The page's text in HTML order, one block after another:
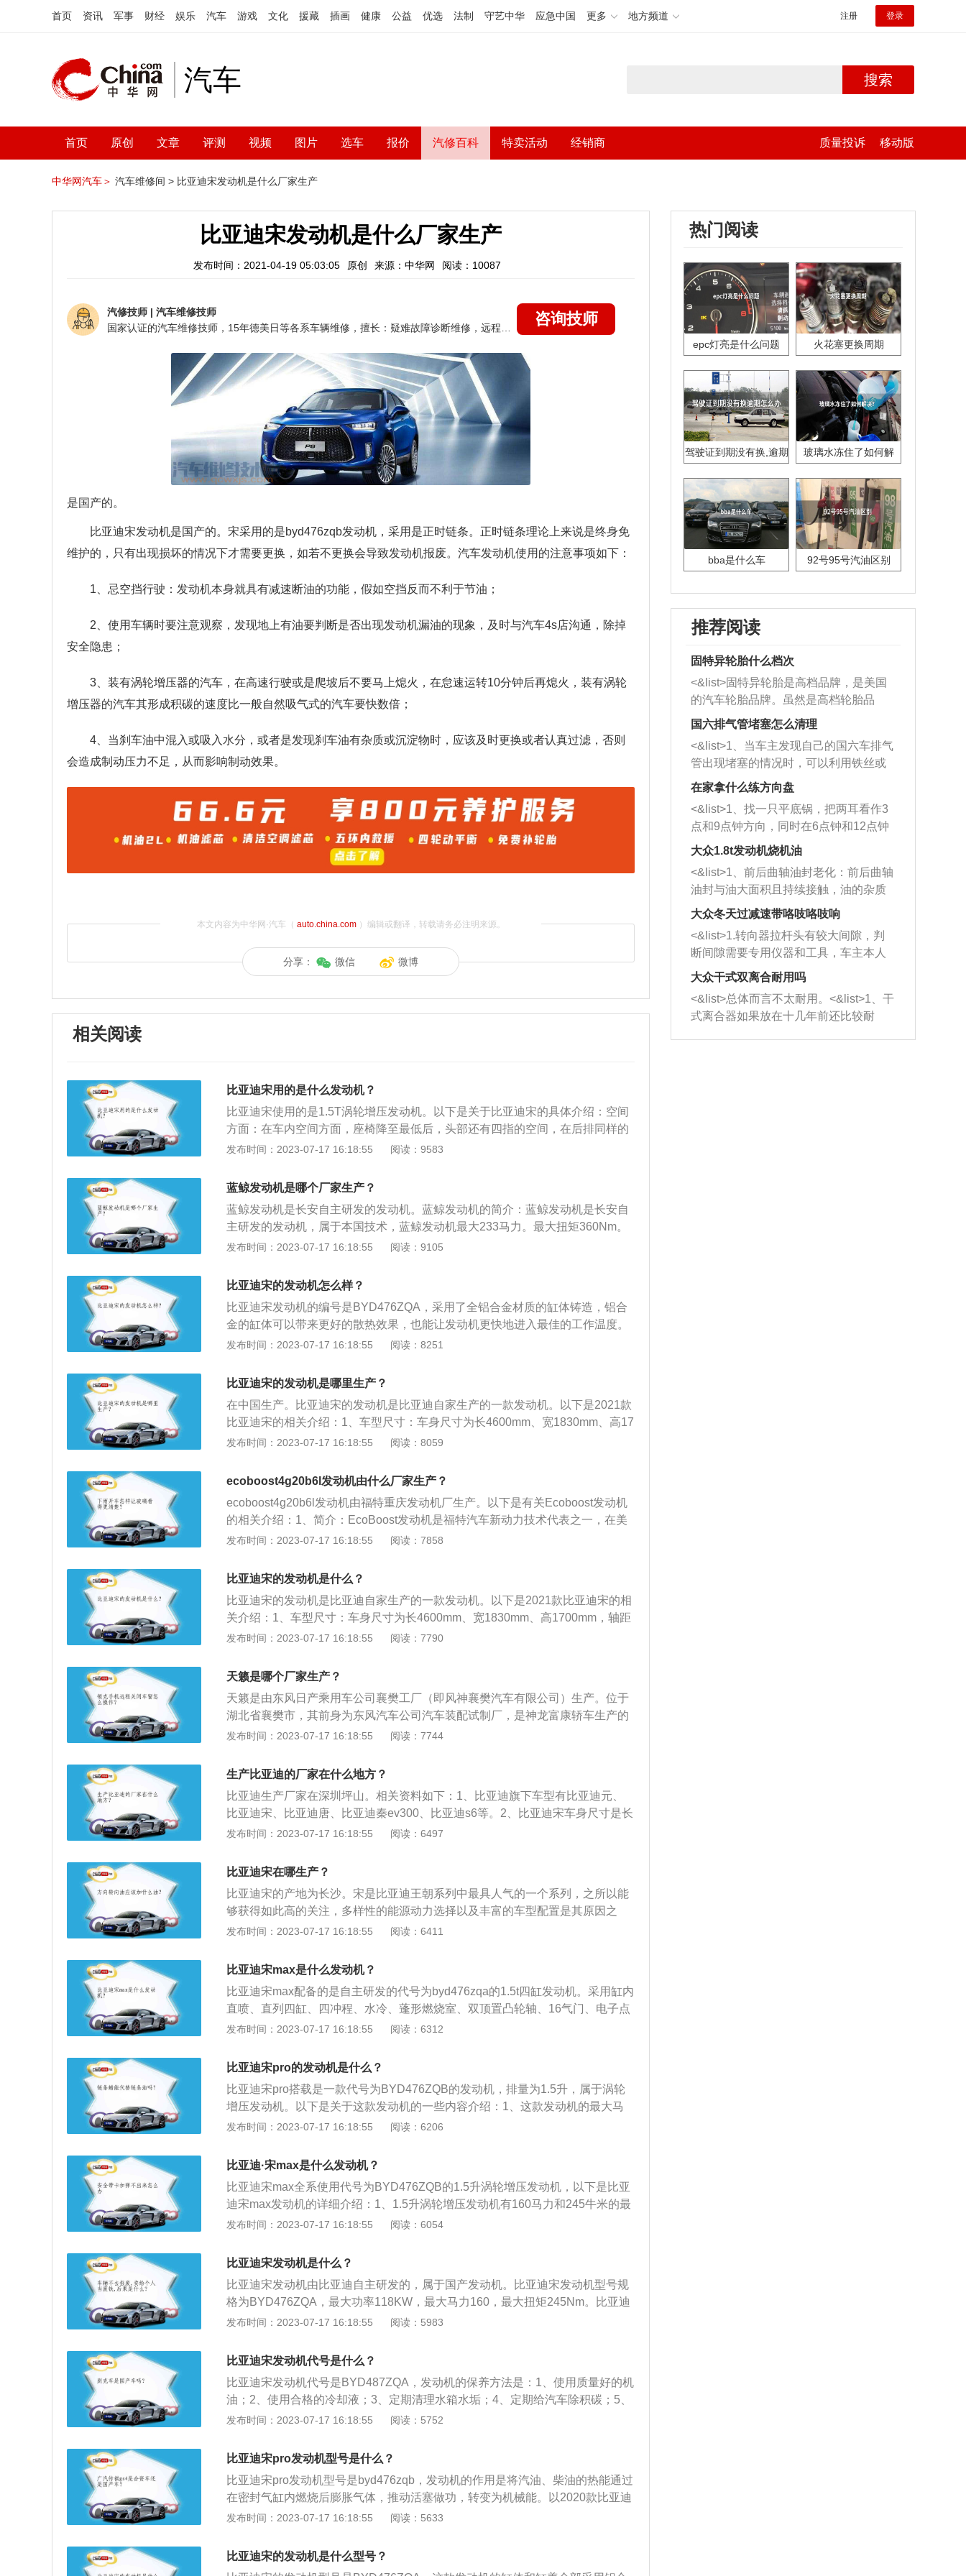
首页 资讯 军事 财经 娱乐 汽车 游戏 文化 援藏 插画 健康 公益 优选 法制 守艺中华 应急中国 更多 地方频道 注册 登录
汽车 搜索
首页 原创 文章 评测 视频 图片 选车 报价 汽修百科 特卖活动 经销商 质量投诉 移动版
中华网汽车＞ 汽车维修间 > 比亚迪宋发动机是什么厂家生产
比亚迪宋发动机是什么厂家生产
发布时间：2021-04-19 05:03:05 原创 来源：中华网 阅读：10087
汽修技师 | 汽车维修技师
咨询技师
是国产的。
比亚迪宋发动机是国产的。宋采用的是byd476zqb发动机，采用是正时链条。正时链条理论上来说是终身免
维护的，只有出现损坏的情况下才需要更换，如若不更换会导致发动机报废。汽车发动机使用的注意事项如下：
1、忌空挡行驶：发动机本身就具有减速断油的功能，假如空挡反而不利于节油；
2、使用车辆时要注意观察，发现地上有油要判断是否出现发动机漏油的现象，及时与汽车4s店沟通，除掉
安全隐患；
3、装有涡轮增压器的汽车，在高速行驶或是爬坡后不要马上熄火，在怠速运转10分钟后再熄火，装有涡轮
增压器的汽车其形成积碳的速度比一般自然吸气式的汽车要快数倍；
4、当刹车油中混入或吸入水分，或者是发现刹车油有杂质或沉淀物时，应该及时更换或者认真过滤，否则
会造成制动压力不足，从而影响制动效果。
本文内容为中华网·汽车（ auto.china.com）编辑或翻译，转载请务必注明来源。
分享： 微信 微博
相关阅读
比亚迪宋用的是什么发动机？
比亚迪宋使用的是1.5T涡轮增压发动机。以下是关于比亚迪宋的具体介绍：空间
方面：在车内空间方面，座椅降至最低后，头部还有四指的空间，在后排同样的
体验者头部空间为四指，而膝部空间可以达到两拳距离。内饰方面：车内使用一
宋字，彰显着这款车的身份。配置方面：比亚迪宋全部车型将会配备有全景影像
系统、大尺寸屏幕的多媒体系统、多功能方向盘、电子手刹、自动空调等装备。
发布时间：2023-07-17 16:18:55 阅读：9583
蓝鲸发动机是哪个厂家生产？
蓝鲸发动机是长安自主研发的发动机。蓝鲸发动机的简介：蓝鲸发动机是长安自
主研发的发动机，属于本国技术，蓝鲸发动机最大233马力。最大扭矩360Nm。
除了拥有强大的动力同时，还表现出低油耗，是2017年度“中国心”十佳发动机之
动机的技术仍没能在1.0t或1.5t发动机上普及，同时还有一个原因就发动机的制造
成本占有很大一部分比例，中低配置其他长安车型成本原因匹配蓝鲸发动机。蓝
鲸发动机的亮点：“AGILE”高效超净燃烧系统；全球首发量产的舍弗勒智能凸轮
调相系统；中国品牌首发量产的全可变排量机油泵；行业率先采用的TMM智能热
管理系统；双涡管电控涡轮增压。
发布时间：2023-07-17 16:18:55 阅读：9105
比亚迪宋的发动机怎么样？
比亚迪宋发动机的编号是BYD476ZQA，采用了全铝合金材质的缸体铸造，铝合
金的缸体可以带来更好的散热效果，也能让发动机更快地进入最佳的工作温度。
相关资料：比亚迪发动机的涡轮增压器由博格华纳生产，不仅配置了可变气门正
来足够充沛的动力输出。发动机的数据：最大输出功率高达154匹马力，最大扭
矩为240牛.米，在实际驾驶过程中低扭输出很充沛，最大扭矩输出范围也很宽
广。
发布时间：2023-07-17 16:18:55 阅读：8251
比亚迪宋的发动机是哪里生产？
在中国生产。比亚迪宋的发动机是比亚迪自家生产的一款发动机。以下是2021款
比亚迪宋的相关介绍：1、车型尺寸：车身尺寸为长4600mm、宽1830mm、高17
00mm，轴距为2660mm。2、动力系统：搭载1.5t涡轮增压发动机，最大马力是1
3、悬架：前悬架是麦弗逊式独立悬架，后悬架是多连杆式独立悬架。
发布时间：2023-07-17 16:18:55 阅读：8059
ecoboost4g20b6l发动机由什么厂家生产？
ecoboost4g20b6l发动机由福特重庆发动机厂生产。以下是有关Ecoboost发动机
的相关介绍：1、简介：EcoBoost发动机是福特汽车新动力技术代表之一，在美
国已经获得125项专利及专利应用。2、技术：它是在传统汽油发动机的基础上，
术优势，不仅保证了澎湃的动力输出，而且优化了燃油经济性高达20%，并降低
15%的二氧化碳排放。福特EcoBoost发动机融合了三大关键技术的协同优势：燃
油高压直喷、先进涡轮增压器和双独立可变气门正时系统。
发布时间：2023-07-17 16:18:55 阅读：7858
比亚迪宋的发动机是什么？
比亚迪宋的发动机是比亚迪自家生产的一款发动机。以下是2021款比亚迪宋的相
关介绍：1、车型尺寸：车身尺寸为长4600mm、宽1830mm、高1700mm，轴距
为2660mm。2、动力系统：搭载1.5t涡轮增压发动机，最大马力是160ps，最大
悬架是麦弗逊式独立悬架，后悬架是多连杆式独立悬架。
发布时间：2023-07-17 16:18:55 阅读：7790
天籁是哪个厂家生产？
天籁是由东风日产乘用车公司襄樊工厂（即风神襄樊汽车有限公司）生产。位于
湖北省襄樊市，其前身为东风汽车公司汽车装配试制厂，是神龙富康轿车生产的
先导工程所在地。以下是天籁的介绍：1、动力：天籁搭载2.0L自然吸气发动机及
T可变压缩比涡轮增压发动机最大输出功率185kW，匹配CVT变速箱。2、内饰方
面：采用简洁风格，上深下浅的内饰配色，8英寸悬浮式中控液晶屏集成了日产
智联系统，提供触控及语音两种交互方式，可实现全时导航、在线娱乐、在线支
付等功能。
发布时间：2023-07-17 16:18:55 阅读：7744
生产比亚迪的厂家在什么地方？
比亚迪生产厂家在深圳坪山。相关资料如下：1、比亚迪旗下车型有比亚迪元、
比亚迪宋、比亚迪唐、比亚迪秦ev300、比亚迪s6等。2、比亚迪宋车身尺寸是长
4600mm、宽1830mm、高1700mm，轴距为2660mm，油箱容积为63L，整备质
悬架，其搭载了1.5t涡轮增压发动机，最大马力是160ps,最大功率是118kw，最
发布时间：2023-07-17 16:18:55 阅读：6497
比亚迪宋在哪生产？
比亚迪宋的产地为长沙。宋是比亚迪王朝系列中最具人气的一个系列，之所以能
够获得如此高的关注，多样性的能源动力选择以及丰富的车型配置是其原因之
一。以下是关于比亚迪宋的相关介绍：1、比亚迪宋全系使用1.5升涡轮增压发动
时输出最大功率，在每分钟1750到3500转时输出最大扭矩。2、这款发动机搭载
可变气门正时技术和缸内直喷技术，并且使用铝合金缸盖缸体，与其匹配6速手
动变速箱或6速双离合变速箱。
发布时间：2023-07-17 16:18:55 阅读：6411
比亚迪宋max是什么发动机？
比亚迪宋max配备的是自主研发的代号为byd476zqa的1.5t四缸发动机。采用缸内
直喷、直列四缸、四冲程、水冷、蓬形燃烧室、双顶置凸轮轴、16气门、电子点
火等形式。额定功率为113kw最大扭矩240n·m，综合工况油耗是7.6l每百公里。
计。高配车型还将采用矩阵型LED大灯，低配车型采用带透镜的卤素或氙气大
灯。2、配置方面。宋MAX配备了多功能方向盘、电子手刹、双温区自动空调、
第二/三排空调出风口、后排独立控制自动空调、空气绿净系统、65寸全景天窗等
配置。
发布时间：2023-07-17 16:18:55 阅读：6312
比亚迪宋pro的发动机是什么？
比亚迪宋pro搭载是一款代号为BYD476ZQB的发动机，排量为1.5升，属于涡轮
增压发动机。以下是关于这款发动机的一些内容介绍：1、这款发动机的最大马
力为160匹，最大功率为118kw，最大扭矩为245N·m。最大功率转速为5200rp
合金。扩展内容：1、车身尺寸方面。比亚迪宋pro的长宽高为4650*1860*1700m
m。在动力方面，比亚迪宋pro全系搭载了一款1.5升的涡轮增压发动机，最大马
力为160匹。2、变速箱方面。比亚迪宋pro全系使用的是6挡双离合变速箱。3、
悬架方面。比亚迪宋pro的前悬架为麦弗逊式独立悬架，后悬架为多连杆式独立悬
架。4、驱动形式方面。比亚迪宋pro为前置前驱。
发布时间：2023-07-17 16:18:55 阅读：6206
比亚迪·宋max是什么发动机？
比亚迪宋max全系使用代号为BYD476ZQB的1.5升涡轮增压发动机，以下是比亚
迪宋max发动机的详细介绍：1、1.5升涡轮增压发动机有160马力和245牛米的最
大扭矩，能在5200转每分钟时输出最大功率，能在1600到4000转每分钟时输出
可以在较低的转速下输出最大扭矩，与这款发动机匹配的是6速手动变速箱或6速
双离合变速箱。3、双离合变速箱的换挡速度快，传动效率高，比较适合与小排
量涡轮增压发动机配合使用。
发布时间：2023-07-17 16:18:55 阅读：6054
比亚迪宋发动机是什么？
比亚迪宋发动机由比亚迪自主研发的，属于国产发动机。比亚迪宋发动机型号规
格为BYD476ZQA，最大功率118KW，最大马力160，最大扭矩245Nm。比亚迪
宋的发动机日常可使用以下方法进行保养：使用适当质量等级的润滑油。对汽油
动机则要根据机械负荷选用CB--CD级柴油机油，选用标准以不低于生产厂家规
定要求为准；定期更换机油及滤芯。任何质量等级的润滑油在使用过程中油质都
会发生变化。到一定里程之后，性能恶化，会给发动机带来种种问题。为了避免
故障的发生，应结合使用条件定期换油，并使油量适中；机油从滤清器的细孔通
过时把油中的固体颗粒和粘稠物积存在滤清器中。如滤清器堵塞，机油不能通过
使发动机磨损，内部的污染加剧；定期清洗曲轴箱。发动机在运转过程中，燃烧
室内的高压未燃烧气体、酸、水分、硫和氮的氧化物经过活塞环与缸壁之间的间
隙进入曲轴箱中，与零件磨损产生的金属粉末混在一起，形成油泥。量少时在油
损；定期使用水箱清洗剂清洗水箱。除去其中的锈迹和水垢，不但能保证发动机
发布时间：2023-07-17 16:18:55 阅读：5983
比亚迪宋发动机代号是什么？
比亚迪宋发动机代号是BYD487ZQA，发动机的保养方法是：1、使用质量好的机
油；2、使用合格的冷却液；3、定期清理水箱水垢；4、定期给汽车除积碳；5、
按时更换汽车三滤；6、保持合理的转速。比亚迪宋是一款紧凑型5门5座suv，其
搭载了1.5t涡轮增压发动机，最大功率是118kw，最大扭矩是245nm，与其匹配
的是6挡手动变速箱。
发布时间：2023-07-17 16:18:55 阅读：5752
比亚迪宋pro发动机型号是什么？
比亚迪宋pro发动机型号是byd476zqb，发动机的作用是将汽油、柴油的热能通过
在密封气缸内燃烧后膨胀气体，推动活塞做功，转变为机械能。以2020款比亚迪
宋pro为例，其属于紧凑型suv，车身尺寸是：长4650mm、宽1860mm、高1700
独立悬架，后悬架是多连杆式独立悬架，其搭载了1.5l涡轮增压发动机，最大马
力是160ps，最大功率是118kw，最大扭矩是245nm，与其匹配的是6挡手动变速
发布时间：2023-07-17 16:18:55 阅读：5633
比亚迪宋的发动机是什么型号？
热门阅读
epc灯亮是什么问题 火花塞更换周期
驾驶证到期没有换,逾期
玻璃水冻住了如何解
bba是什么车 92号95号汽油区别
推荐阅读
固特异轮胎什么档次
<&list>固特异轮胎是高档品牌，是美国
的汽车轮胎品牌。虽然是高档轮胎品
牌，但是中高低端的轮胎都有生产，这
也是为了更好的开拓市场。
国六排气管堵塞怎么清理
<&list>1、当车主发现自己的国六车排气
管出现堵塞的情况时，可以利用铁丝或
者是细棍，直接将杂物给取出来，如果
堵塞情况比较严重，也可以采取应急措
施。 <&list>2、直接利用木棍将所有的
杂物推到排气管里面的位置处，然后将
三元催化器拆解开，就可以将堵塞的东
西取出来。但如果是因为积碳过多引起
的堵塞，就需要将三元催化器泡在草酸
洗剂对堵塞的情况得到解决，将清洗剂
放在燃油箱中，与燃油混合后，车辆启
动时，就可以和汽油一起进入到燃烧
室，最后形成废气排出，就可以让三元
催化器得到清洗，排气管堵塞的情况就
能够得到解决。
在家拿什么练方向盘
<&list>1、找一只平底锅，把两耳看作3
点和9点钟方向，同时在6点钟和12点钟
方向做一个标记。 <&list>2、双手握住
一圈半的练习，往右同样也要打相同的
圈数。 <&list>3、最后强调要反复练
习，这样就可以形成肌肉记忆，在真实
驾驶车辆时，不需要记忆也能打好方
向。
大众1.8t发动机烧机油
<&list>1、前后曲轴油封老化：前后曲轴
油封与油大面积且持续接触，油的杂质
和发动机内持续温度变化使其密封效果
逐渐减弱，导致渗油或漏油。<&list>2、
活塞间隙过大：积碳会使活塞环与缸体
的间隙扩大，导致机油流入燃烧室中，
造成烧机油。<&list>3、机油粘度。使用
机油粘度过小的话，同样会有烧机油现
象，机油粘度过小具有很好的流动性，
大众冬天过减速带咯吱咯吱响
<&list>1.转向器拉杆头有较大间隙，判
断间隙需要专用仪器和工具，车主本人
无法制作，需要将车辆送到修理厂或4s
店；<&list>2.车辆半轴套管防尘罩破
裂，破裂后会出现漏油现象，使半轴磨
损严重，磨损的半轴容易损坏，产生异
响；<&list>3.稳定器的转向胶套和球头
大众干式双离合耐用吗
<&list>总体而言不太耐用。<&list>1、干
式离合器如果放在十几年前还比较耐